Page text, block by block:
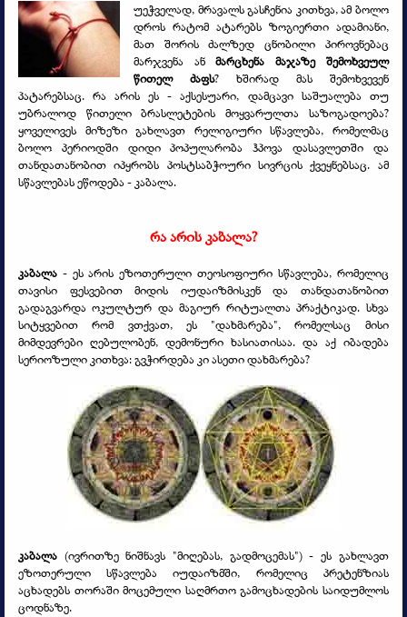
უეჭველად, მრავალს გასჩენია კითხვა, ამ ბოლო
დროს რატომ ატარებს ზოგიერთი ადამიანი,
მათ შორის ძალზედ ცნობილი პიროვნებაც
მარჯვენა ან
მარცხენა მაჯაზე შემოხვეულ
წითელ ძაფს? ხშირად მას შემოხვევენ
პატარებსაც. რა არის ეს - აქსესუარი, დამცავი საშუალება თუ
უბრალოდ წითელი ბრასლეტების მოყვარულთა საზოგადოება?
ყოველივეს მიზეზი გახლავთ რელიგიური სწავლება, რომელმაც
ბოლო პერიოდში დიდი პოპულარობა ჰპოვა დასავლეთში და
თანდათანობით იპყრობს პოსტსაბჭოური სივრცის ქვეყნებსაც. ამ
სწავლებას ეწოდება - კაბალა.
რა არის კაბალა?
კაბალა - ეს არის ეზოთერული თეოსოფიური სწავლება, რომელიც
თავისი ფესვებით მიდის იუდაიზმისკენ და თანდათანობით
გადაგვარდა ოკულტურ და მაგიურ რიტუალთა პრაქტიკად. სხვა
სიტყვებით რომ ვთქვათ, ეს "დახმარება", რომელსაც მისი
მიმდევრები ღებულობენ, დემონური ხასიათისაა. და აქ იბადება
სერიოზული კითხვა: გვჭირდება კი ასეთი დახმარება?
კაბალა (ივრითზე ნიშნავს "მიღებას, გადმოცემას") - ეს გახლავთ
ეზოთერული სწავლება იუდაიზმში, რომელიც პრეტენზიას
აცხადებს თორაში მოცემული საღმრთო გამოცხადების საიდუმლოს
ცოდნაზე.